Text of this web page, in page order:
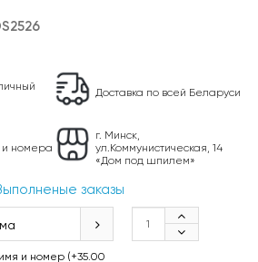
Доставка по всей Беларуси
номера
г. Минск,
ул.Коммунистическая, 14
«Дом под шпилем»
заказы
и номер (+35.00